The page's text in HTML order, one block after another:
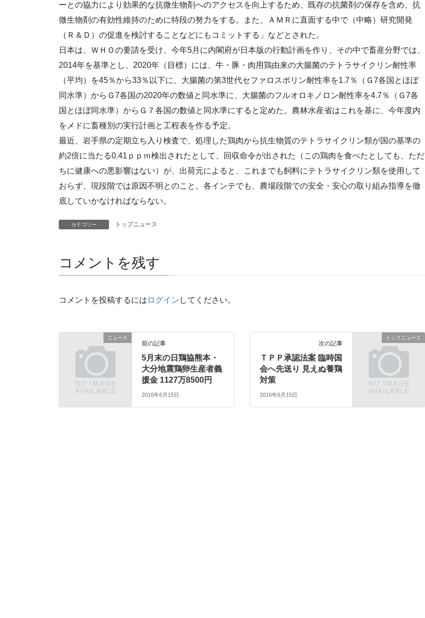
ーとの協力により効果的な抗微生物剤へのアクセスを向上するため、既存の抗菌剤の保存を含め、抗
微生物剤の有効性維持のために特段の努力をする。また、ＡＭＲに直面する中で（中略）研究開発
（Ｒ＆Ｄ）の促進を検討することなどにもコミットする」などとされた。
日本は、ＷＨＯの要請を受け、今年5月に内閣府が日本版の行動計画を作り、その中で畜産分野では、
2014年を基準とし、2020年（目標）には、牛・豚・肉用鶏由来の大腸菌のテトラサイクリン耐性率
（平均）を45％から33％以下に、大腸菌の第3世代セファロスポリン耐性率を1.7％（Ｇ7各国とほぼ
同水準）からＧ7各国の2020年の数値と同水準に、大腸菌のフルオロキノロン耐性率を4.7％（Ｇ7各
国とほぼ同水準）からＧ７各国の数値と同水準にすると定めた。農林水産省はこれを基に、今年度内
をメドに畜種別の実行計画と工程表を作る予定。
最近、岩手県の定期立ち入り検査で、処理した鶏肉から抗生物質のテトラサイクリン類が国の基準の
約2倍に当たる0.41ｐｐｍ検出されたとして、回収命令が出された（この鶏肉を食べたとしても、ただ
ちに健康への悪影響はない）が、出荷元によると、これまでも飼料にテトラサイクリン類を使用して
おらず、現段階では原因不明とのこと。各インテでも、農場段階での安全・安心の取り組み指導を徹
底していかなければならない。
カテゴリー トップニュース
コメントを残す
コメントを投稿するには ログイン してください。
ニュース
前の記事
5月末の日鶏協熊本・
大分地震鶏卵生産者義
援金 1127万8500円
2016年6月15日
トップニュース
次の記事
ＴＰＰ承認法案 臨時国
会へ先送り 見えぬ養鶏
対策
2016年6月15日